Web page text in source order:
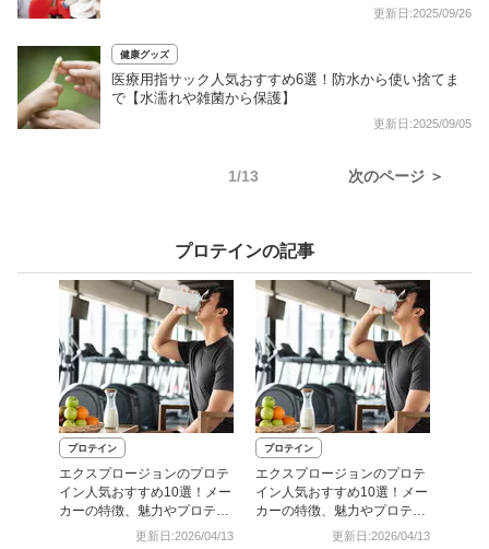
更新日:2025/09/26
健康グッズ
医療用指サック人気おすすめ6選！防水から使い捨てま
で【水濡れや雑菌から保護】
更新日:2025/09/05
1/13 次のページ ＞
プロテインの記事
プロテイン
エクスプロージョンのプロテ
イン人気おすすめ10選！メー
カーの特徴、魅力やプロテイ
ンの味や種類も解説更新日:2026/04/13
プロテイン
エクスプロージョンのプロテ
イン人気おすすめ10選！メー
カーの特徴、魅力やプロテイ
ンの味や種類も解説更新日:2026/04/13